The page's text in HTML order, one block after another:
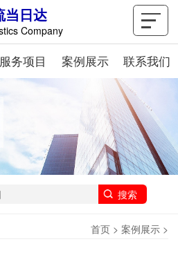
当日达
Company
服务项目 案例展示 联系我们
首页 > 案例展示 >